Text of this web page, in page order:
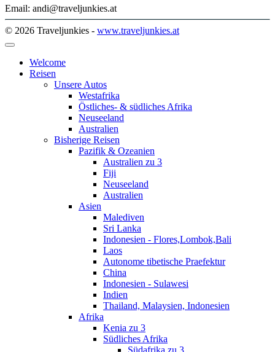
Email: andi@traveljunkies.at
© 2026 Traveljunkies - www.traveljunkies.at
Welcome
Reisen
Unsere Autos
Westafrika
Östliches- & südliches Afrika
Neuseeland
Australien
Bisherige Reisen
Pazifik & Ozeanien
Australien zu 3
Fiji
Neuseeland
Australien
Asien
Malediven
Sri Lanka
Indonesien - Flores,Lombok,Bali
Laos
Autonome tibetische Praefektur
China
Indonesien - Sulawesi
Indien
Thailand, Malaysien, Indonesien
Afrika
Kenia zu 3
Südliches Afrika